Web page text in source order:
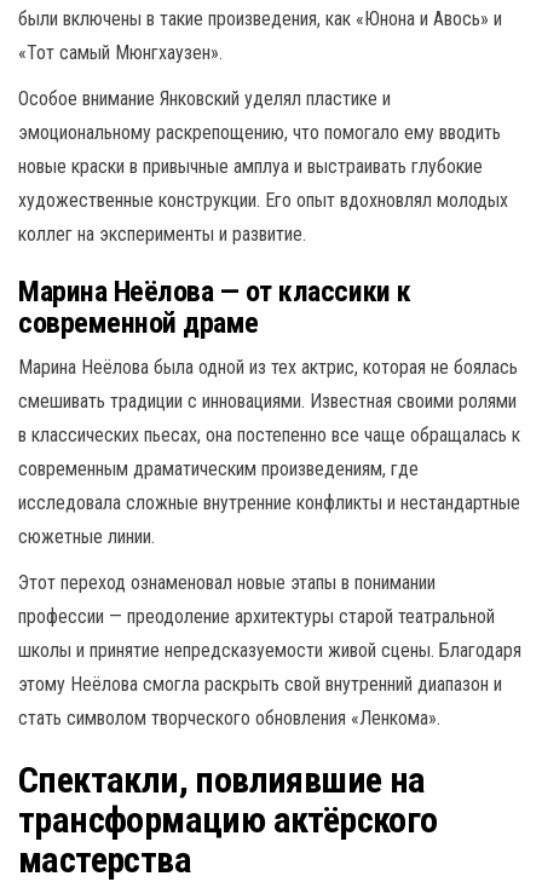
были включены в такие произведения, как «Юнона и Авось» и
«Тот самый Мюнгхаузен».
Особое внимание Янковский уделял пластике и
эмоциональному раскрепощению, что помогало ему вводить
новые краски в привычные амплуа и выстраивать глубокие
художественные конструкции. Его опыт вдохновлял молодых
коллег на эксперименты и развитие.
Марина Неёлова — от классики к
современной драме
Марина Неёлова была одной из тех актрис, которая не боялась
смешивать традиции с инновациями. Известная своими ролями
в классических пьесах, она постепенно все чаще обращалась к
современным драматическим произведениям, где
исследовала сложные внутренние конфликты и нестандартные
сюжетные линии.
Этот переход ознаменовал новые этапы в понимании
профессии — преодоление архитектуры старой театральной
школы и принятие непредсказуемости живой сцены. Благодаря
этому Неёлова смогла раскрыть свой внутренний диапазон и
стать символом творческого обновления «Ленкома».
Спектакли, повлиявшие на
трансформацию актёрского
мастерства